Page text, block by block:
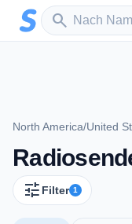
Zum Hauptinhalt springen
search
Sender suchen
North America/United
tune Filter 1